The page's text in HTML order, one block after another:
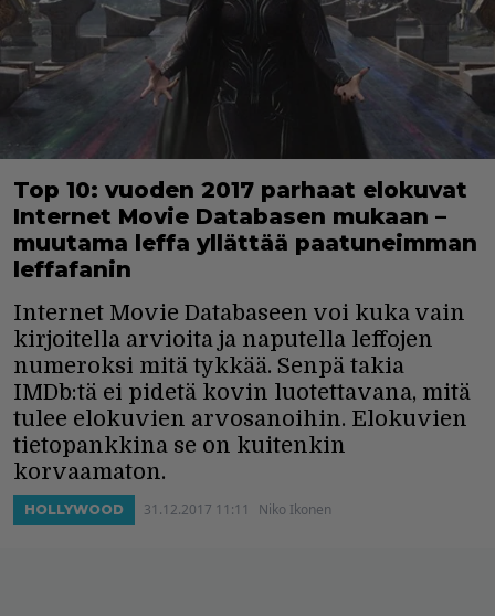
Top 10: vuoden 2017 parhaat elokuvat
Internet Movie Databasen mukaan –
muutama leffa yllättää paatuneimman
leffafanin
Internet Movie Databaseen voi kuka vain
kirjoitella arvioita ja naputella leffojen
numeroksi mitä tykkää. Senpä takia
IMDb:tä ei pidetä kovin luotettavana, mitä
tulee elokuvien arvosanoihin. Elokuvien
tietopankkina se on kuitenkin
korvaamaton.
HOLLYWOOD 31.12.2017 11:11 Niko Ikonen